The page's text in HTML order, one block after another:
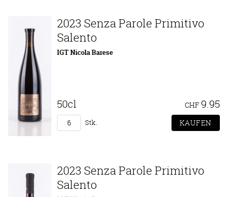
2023 Senza Parole Primitivo
Salento
IGT Nicola Barese
50cl CHF 9.95
Stk.
2023 Senza Parole Primitivo
Salento